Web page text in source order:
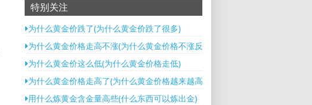
特别关注
为什么黄金价跌了(为什么黄金价跌了很多)
为什么黄金价格走高不涨(为什么黄金价格不涨反跌)
为什么黄金价这么低(为什么黄金价格走低)
为什么黄金价格走高了(为什么黄金价格越来越高)
用什么炼黄金含金量高些(什么东西可以炼出金)